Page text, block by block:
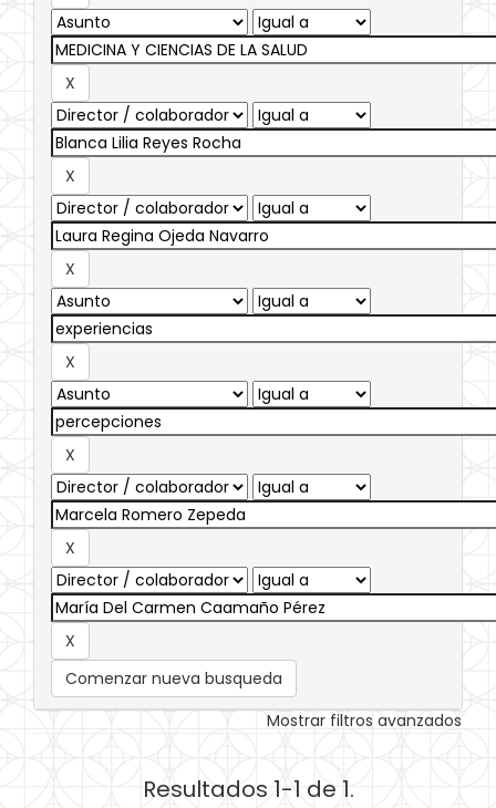
Comenzar nueva busqueda
Mostrar filtros avanzados
Resultados 1-1 de 1.